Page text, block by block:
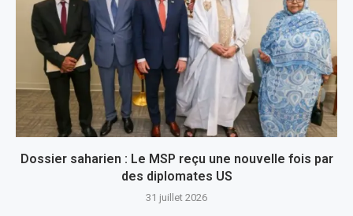
Dossier saharien : Le MSP reçu une nouvelle fois par
des diplomates US
31 juillet 2026